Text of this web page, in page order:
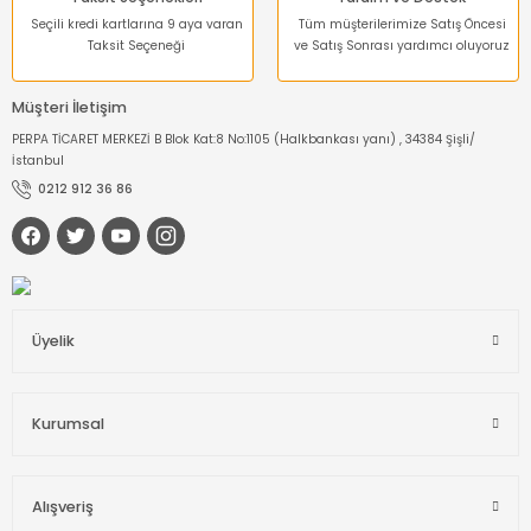
Seçili kredi kartlarına 9 aya varan
Taksit Seçeneği
Tüm müşterilerimize Satış Öncesi
ve Satış Sonrası yardımcı oluyoruz
Müşteri İletişim
PERPA TİCARET MERKEZİ B Blok Kat:8 No:1105 (Halkbankası yanı) , 34384 Şişli/
İstanbul
0212 912 36 86
Üyelik
Kurumsal
Alışveriş